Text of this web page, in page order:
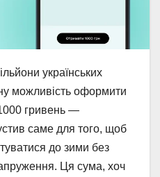
українських
можливість оформити
гривень —
саме для того, щоб
до зими без
Ця сума, хоч